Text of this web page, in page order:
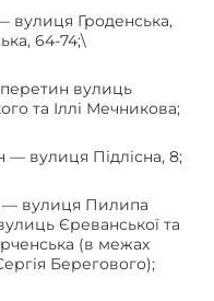
вулиця Гроденська,
64-74;\
вулиць
та Іллі Мечникова;
вулиця Підлісна, 8;
вулиця Пилипа
Єреванської та
(в межах
Берегового);